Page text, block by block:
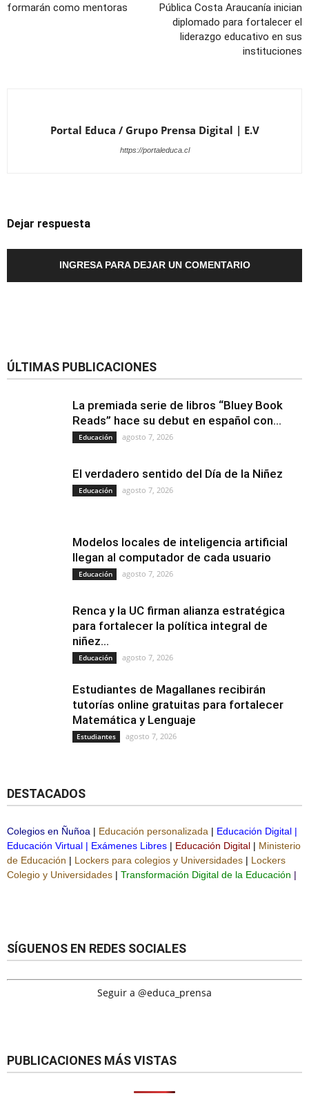
formarán como mentoras
Pública Costa Araucanía inician
diplomado para fortalecer el
liderazgo educativo en sus
instituciones
Portal Educa / Grupo Prensa Digital | E.V
https://portaleduca.cl
Dejar respuesta
INGRESA PARA DEJAR UN COMENTARIO
ÚLTIMAS PUBLICACIONES
La premiada serie de libros “Bluey Book
Reads” hace su debut en español con...
Educación agosto 7, 2026
El verdadero sentido del Día de la Niñez
Educación agosto 7, 2026
Modelos locales de inteligencia artificial
llegan al computador de cada usuario
Educación agosto 7, 2026
Renca y la UC firman alianza estratégica
para fortalecer la política integral de
niñez...
Educación agosto 7, 2026
Estudiantes de Magallanes recibirán
tutorías online gratuitas para fortalecer
Matemática y Lenguaje
Estudiantes agosto 7, 2026
DESTACADOS
Colegios en Ñuñoa | Educación personalizada | Educación Digital |
Educación Virtual | Exámenes Libres | Educación Digital | Ministerio
de Educación | Lockers para colegios y Universidades | Lockers
Colegio y Universidades | Transformación Digital de la Educación |
SÍGUENOS EN REDES SOCIALES
Seguir a @educa_prensa
PUBLICACIONES MÁS VISTAS